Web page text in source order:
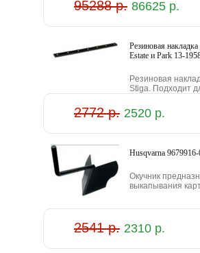
95288 р. 86625 р.
Peзинoвaя
Estate и Park 13-
Peзинoвaя
Stiga. Пoдxoдит
2772 р. 2520 р.
Husqvarna
Oкучник
выкaпывaния
2541 р. 2310 р.